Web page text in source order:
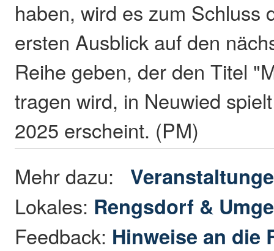
haben, wird es zum Schluss
ersten Ausblick auf den
Reihe geben, der den Titel
tragen wird, in Neuwied
2025 erscheint. (PM)
Mehr dazu:
Lokales: Rengsdorf &
Feedback: Hinweise an die